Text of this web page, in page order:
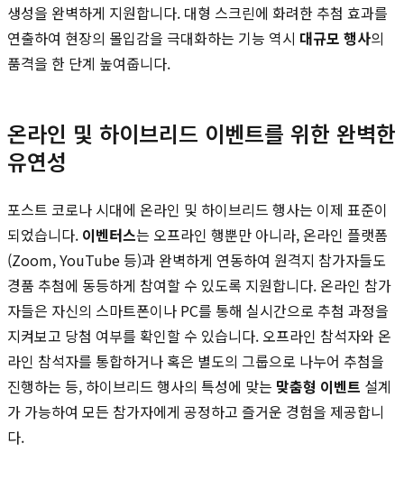
생성을 완벽하게 지원합니다. 대형 스크린에 화려한 추첨 효과를
연출하여 현장의 몰입감을 극대화하는 기능 역시 대규모 행사의
품격을 한 단계 높여줍니다.
온라인 및 하이브리드 이벤트를 위한 완벽한
유연성
포스트 코로나 시대에 온라인 및 하이브리드 행사는 이제 표준이
되었습니다. 이벤터스는 오프라인 행뿐만 아니라, 온라인 플랫폼
(Zoom, YouTube 등)과 완벽하게 연동하여 원격지 참가자들도
경품 추첨에 동등하게 참여할 수 있도록 지원합니다. 온라인 참가
자들은 자신의 스마트폰이나 PC를 통해 실시간으로 추첨 과정을
지켜보고 당첨 여부를 확인할 수 있습니다. 오프라인 참석자와 온
라인 참석자를 통합하거나 혹은 별도의 그룹으로 나누어 추첨을
진행하는 등, 하이브리드 행사의 특성에 맞는 맞춤형 이벤트 설계
가 가능하여 모든 참가자에게 공정하고 즐거운 경험을 제공합니
다.